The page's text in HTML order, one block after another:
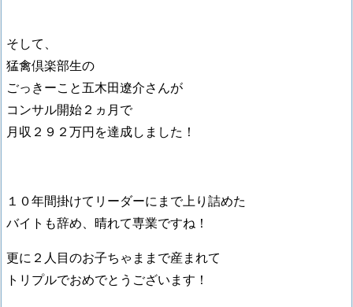
そして、
猛禽倶楽部生の
ごっきーこと五木田遼介さんが
コンサル開始２ヵ月で
月収２９２万円を達成しました！
１０年間掛けてリーダーにまで上り詰めた
バイトも辞め、晴れて専業ですね！
更に２人目のお子ちゃままで産まれて
トリプルでおめでとうございます！